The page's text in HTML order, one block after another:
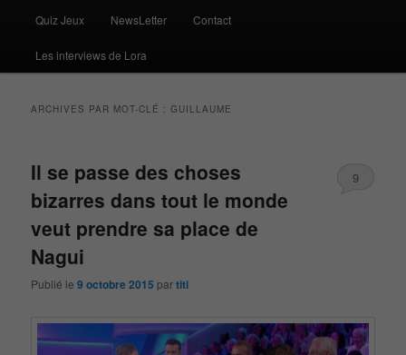
Quiz Jeux NewsLetter Contact
Les interviews de Lora
ARCHIVES PAR MOT-CLÉ :GUILLAUME
Il se passe des choses
bizarres dans tout le monde
veut prendre sa place de
Nagui
Publié le9 octobre 2015 partiti
9